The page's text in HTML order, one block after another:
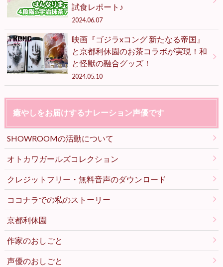
試食レポート♪
2024.06.07
映画『ゴジラxコング 新たなる帝国』
と京都利休園のお茶コラボが実現！和
と怪獣の融合グッズ！
2024.05.10
癒やしをお届けするナレーション声優です
SHOWROOMの活動について
オトカワガールズコレクション
クレジットフリー・無料音声のダウンロード
ココナラでの私のストーリー
京都利休園
作家のおしごと
声優のおしごと